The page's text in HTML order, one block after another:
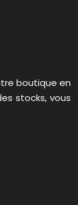
boutique en
stocks, vous